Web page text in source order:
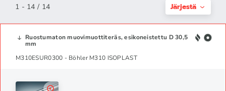
1 - 14 / 14 Järjestä
Ruostumaton muovimuottiteräs, esikoneistettu D 30,5
mm
M310ESUR0300 - Böhler M310 ISOPLAST